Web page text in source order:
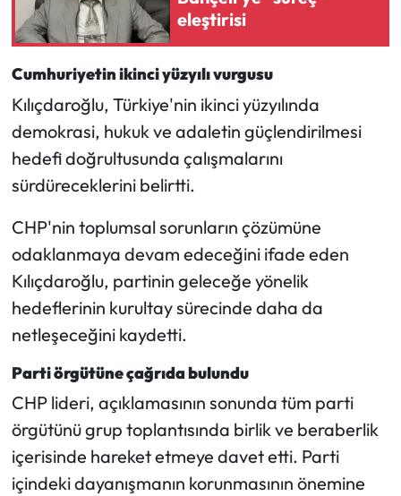
eleştirisi
Cumhuriyetin ikinci yüzyılı vurgusu
Kılıçdaroğlu, Türkiye'nin ikinci yüzyılında
demokrasi, hukuk ve adaletin güçlendirilmesi
hedefi doğrultusunda çalışmalarını
sürdüreceklerini belirtti.
CHP'nin toplumsal sorunların çözümüne
odaklanmaya devam edeceğini ifade eden
Kılıçdaroğlu, partinin geleceğe yönelik
hedeflerinin kurultay sürecinde daha da
netleşeceğini kaydetti.
Parti örgütüne çağrıda bulundu
CHP lideri, açıklamasının sonunda tüm parti
örgütünü grup toplantısında birlik ve beraberlik
içerisinde hareket etmeye davet etti. Parti
içindeki dayanışmanın korunmasının önemine